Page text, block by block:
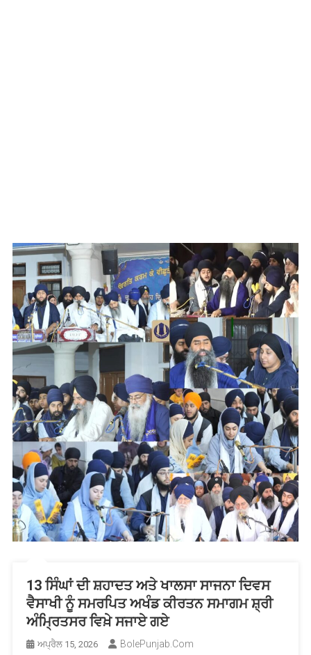
13 ਸਿੰਘਾਂ ਦੀ ਸ਼ਹਾਦਤ ਅਤੇ ਖਾਲਸਾ ਸਾਜਨਾ ਦਿਵਸ
ਵੈਸਾਖੀ ਨੂੰ ਸਮਰਪਿਤ ਅਖੰਡ ਕੀਰਤਨ ਸਮਾਗਮ ਸ਼੍ਰੀ
ਅੰਮ੍ਰਿਤਸਰ ਵਿਖ਼ੇ ਸਜਾਏ ਗਏ
ਅਪ੍ਰੈਲ 15, 2026 BolePunjab.com